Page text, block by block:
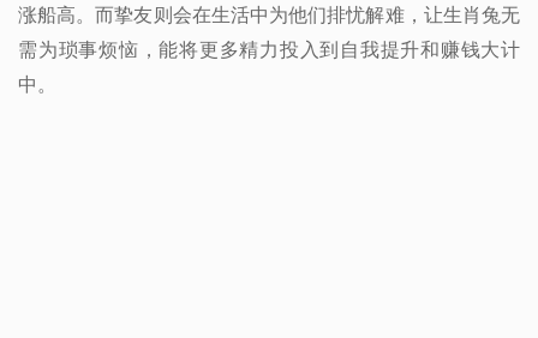
涨船高。而挚友则会在生活中为他们排忧解难，让生肖兔无
需为琐事烦恼，能将更多精力投入到自我提升和赚钱大计
中。